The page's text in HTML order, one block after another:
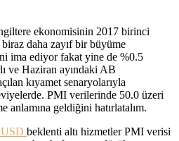
ekonomisinin 2017 birinci
daha zayıf bir büyüme
ima ediyor fakat yine de %0.5
ve Haziran ayındaki AB
kıyamet senaryolarıyla
PMI verilerinde 50.0 üzeri
anlamına geldiğini hatırlatalım.
beklenti altı hizmetler PMI verisi